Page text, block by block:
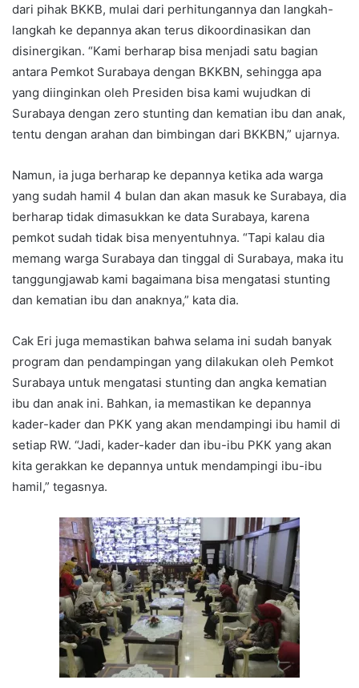
dari pihak BKKB, mulai dari perhitungannya dan langkah-
langkah ke depannya akan terus dikoordinasikan dan
disinergikan. “Kami berharap bisa menjadi satu bagian
antara Pemkot Surabaya dengan BKKBN, sehingga apa
yang diinginkan oleh Presiden bisa kami wujudkan di
Surabaya dengan zero stunting dan kematian ibu dan anak,
tentu dengan arahan dan bimbingan dari BKKBN,” ujarnya.
Namun, ia juga berharap ke depannya ketika ada warga
yang sudah hamil 4 bulan dan akan masuk ke Surabaya, dia
berharap tidak dimasukkan ke data Surabaya, karena
pemkot sudah tidak bisa menyentuhnya. “Tapi kalau dia
memang warga Surabaya dan tinggal di Surabaya, maka itu
tanggungjawab kami bagaimana bisa mengatasi stunting
dan kematian ibu dan anaknya,” kata dia.
Cak Eri juga memastikan bahwa selama ini sudah banyak
program dan pendampingan yang dilakukan oleh Pemkot
Surabaya untuk mengatasi stunting dan angka kematian
ibu dan anak ini. Bahkan, ia memastikan ke depannya
kader-kader dan PKK yang akan mendampingi ibu hamil di
setiap RW. “Jadi, kader-kader dan ibu-ibu PKK yang akan
kita gerakkan ke depannya untuk mendampingi ibu-ibu
hamil,” tegasnya.